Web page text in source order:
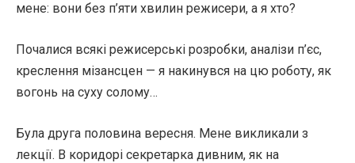
мене: вони без п’яти хвилин режисери, а я хто?
Почалися всякі режисерські розробки, аналізи п’єс,
креслення мізансцен — я накинувся на цю роботу, як
вогонь на суху солому…
Була друга половина вересня. Мене викликали з
лекції. В коридорі секретарка дивним, як на